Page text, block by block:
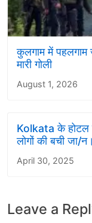
कुलगाम में पहलगाम
मारी गोली
August 1, 2026
Kolkata के होटल
लोगों की बची जा/न।
April 30, 2025
Leave a